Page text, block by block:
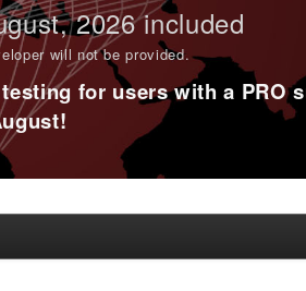
, 2026 included
will not be provided.
for users with a PRO